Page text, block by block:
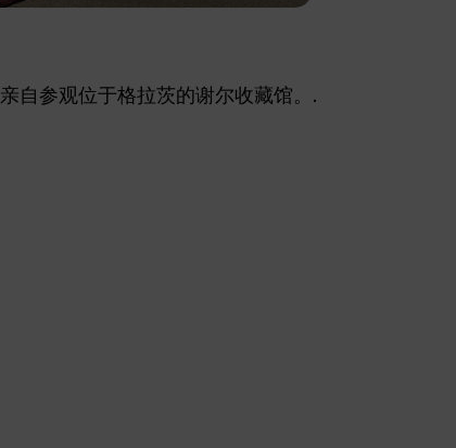
自参观位于格拉茨的谢尔收藏馆。.